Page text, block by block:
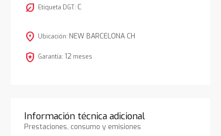
nest_eco_leaf Etiqueta DGT: C
location_on Ubicación: NEW BARCELONA CH
local_police Garantía: 12 meses
Información técnica adicional
Prestaciones, consumo y emisiones